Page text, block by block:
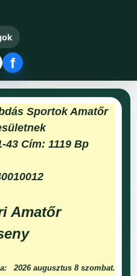
fFacebook belépés
Sportok Amatőr
43 Cím: 1119 Bp
Amatőr
2026 augusztus 8 szombat.